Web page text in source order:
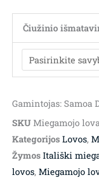
Čiužinio
Gamintojas: Samoa
SKU Miegamojo
Kategorijos Lovos,
Žymos Itališki
lovos, Miegamojo